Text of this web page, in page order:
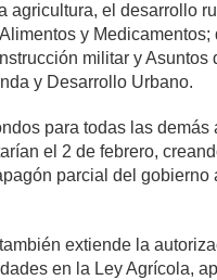
agricultura, el desarrollo
y Medicamentos;
militar y Asuntos
y Desarrollo Urbano.
para todas las demás
el 2 de febrero,
parcial del gobierno
extiende la
en la Ley Agrícola,